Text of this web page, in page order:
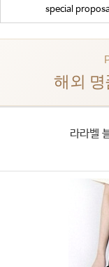
special
해외 명
라라벨